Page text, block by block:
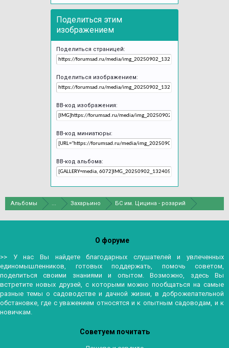
Поделиться этим
изображением
Поделиться страницей:
Поделиться изображением:
BB-код изображения:
BB-код миниатюры:
BB-код альбома:
Альбомы ... Захарьино БС им. Цицина - розарий
О форуме
>> У нас Вы найдете благодарных слушателей и увлеченных
единомышленников, готовых поддержать, помочь советом,
поделиться своими знаниями и опытом. Возможно, здесь Вы
встретите новых друзей, с которыми можно пообщаться на самые
разные темы о садоводстве и дачной жизни, в доброжелательной
обстановке, где с уважением относятся и к опытным садоводам, и к
новичкам.
Советуем почитать